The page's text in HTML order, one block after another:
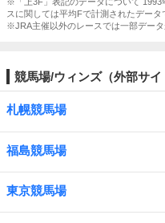
スに関しては平均Fで計測されたデータ
※JRA主催以外のレースでは一部データ
競馬場/ウィンズ（外部サイ
札幌競馬場
福島競馬場
東京競馬場